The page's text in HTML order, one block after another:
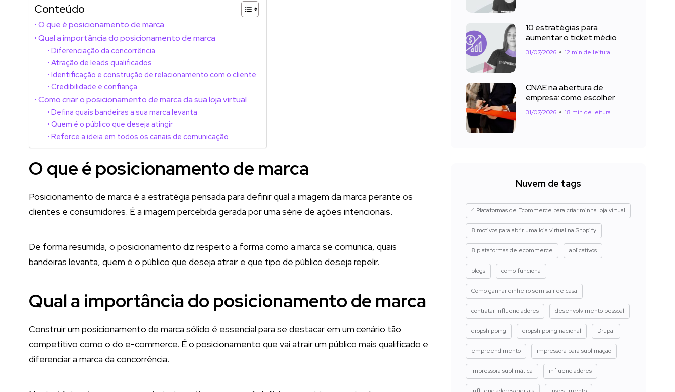
Conteúdo
O que é posicionamento de marca
Qual a importância do posicionamento de marca
Diferenciação da concorrência
Atração de leads qualificados
Identificação e construção de relacionamento com o cliente
Credibilidade e confiança
Como criar o posicionamento de marca da sua loja virtual
Defina quais bandeiras a sua marca levanta
Quem é o público que deseja atingir
Reforce a ideia em todos os canais de comunicação
O que é posicionamento de marca
Posicionamento de marca é a estratégia pensada para definir qual a imagem da marca perante os
clientes e consumidores. É a imagem percebida gerada por uma série de ações intencionais.
De forma resumida, o posicionamento diz respeito à forma como a marca se comunica, quais
bandeiras levanta, quem é o público que deseja atrair e que tipo de público deseja repelir.
Qual a importância do posicionamento de marca
Construir um posicionamento de marca sólido é essencial para se destacar em um cenário tão
competitivo como o do e-commerce. É o posicionamento que vai atrair um público mais qualificado e
diferenciar a marca da concorrência.
10 estratégias para
aumentar o ticket médio
31/07/2026 12 min de leitura
CNAE na abertura de
empresa: como escolher
31/07/2026 18 min de leitura
Nuvem de tags
4 Plataformas de Ecommerce para criar minha loja virtual
8 motivos para abrir uma loja virtual na Shopify
8 plataformas de ecommerce aplicativos
blogs como funciona
Como ganhar dinheiro sem sair de casa
contratar influenciadores desenvolvimento pessoal
dropshipping dropshipping nacional Drupal
empreendimento impressora para sublimação
impressora sublimática influenciadores